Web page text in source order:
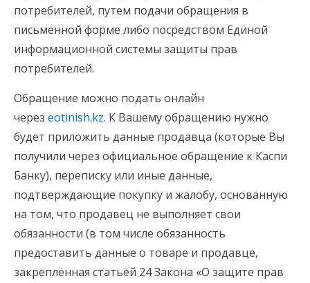
потребителей, путем подачи обращения в
письменной форме либо посредством Единой
информационной системы защиты прав
потребителей.
Обращение можно подать онлайн
через eotinish.kz. К Вашему обращению нужно
будет приложить данные продавца (которые Вы
получили через официальное обращение к Каспи
Банку), переписку или иные данные,
подтверждающие покупку и жалобу, основанную
на том, что продавец не выполняет свои
обязанности (в том числе обязанность
предоставить данные о товаре и продавце,
закреплённая статьёй 24 Закона «О защите прав